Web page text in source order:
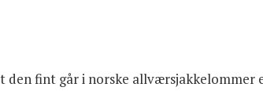
fint går i norske allværsjakkelommer